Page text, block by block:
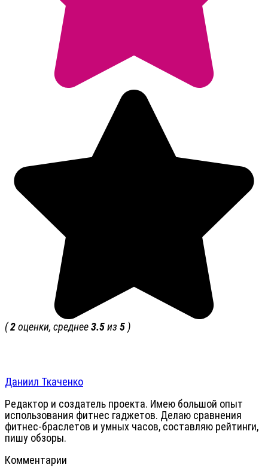
(2оценки, среднее3.5из 5 )
Даниил Ткаченко
Редактор и создатель проекта. Имею большой опыт
использования фитнес гаджетов. Делаю сравнения
фитнес-браслетов и умных часов, составляю рейтинги,
пишу обзоры.
Комментарии